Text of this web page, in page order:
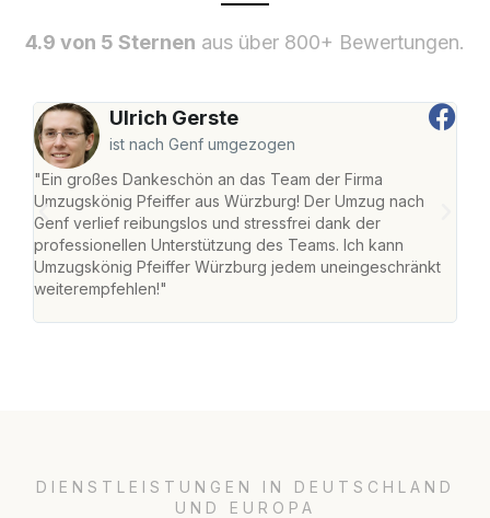
4.9 von 5 Sternen aus über 800+ Bewertungen.
Ulrich Gerste
ist nach Genf umgezogen
"Ein großes Dankeschön an das Team der Firma
Umzugskönig Pfeiffer aus Würzburg! Der Umzug nach
Genf verlief reibungslos und stressfrei dank der
professionellen Unterstützung des Teams. Ich kann
Umzugskönig Pfeiffer Würzburg jedem uneingeschränkt
weiterempfehlen!"
DIENSTLEISTUNGEN IN DEUTSCHLAND
UND EUROPA